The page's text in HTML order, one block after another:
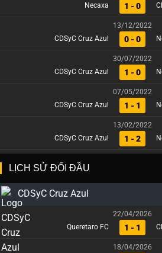
Necaxa
1 - 0
13/12/2022
CDSyC Cruz Azul
0 - 0
30/07/2022
CDSyC Cruz Azul
1 - 0
07/05/2022
CDSyC Cruz Azul
1 - 1
13/02/2022
CDSyC Cruz Azul
1 - 2
LỊCH SỬ ĐỐI ĐẦU
CDSyC Cruz Azul
22/04/2026
Queretaro FC
1 - 1
18/04/2026